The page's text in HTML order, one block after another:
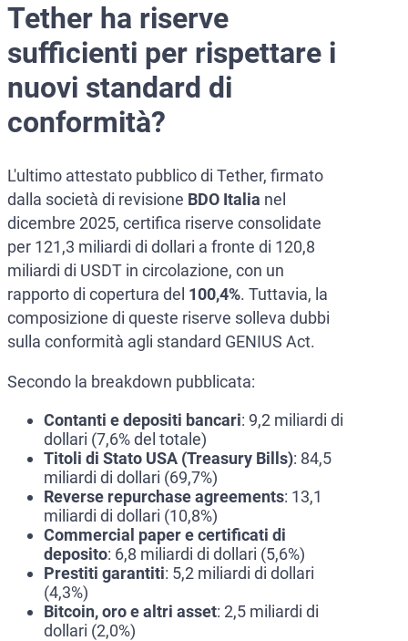
Tether ha riserve
sufficienti per rispettare i
nuovi standard di
conformità?
L'ultimo attestato pubblico di Tether, firmato
dalla società di revisione BDO Italia nel
dicembre 2025, certifica riserve consolidate
per 121,3 miliardi di dollari a fronte di 120,8
miliardi di USDT in circolazione, con un
rapporto di copertura del 100,4%. Tuttavia, la
composizione di queste riserve solleva dubbi
sulla conformità agli standard GENIUS Act.
Secondo la breakdown pubblicata:
Contanti e depositi bancari: 9,2 miliardi di
dollari (7,6% del totale)
Titoli di Stato USA (Treasury Bills): 84,5
miliardi di dollari (69,7%)
Reverse repurchase agreements: 13,1
miliardi di dollari (10,8%)
Commercial paper e certificati di
deposito: 6,8 miliardi di dollari (5,6%)
Prestiti garantiti: 5,2 miliardi di dollari
(4,3%)
Bitcoin, oro e altri asset: 2,5 miliardi di
dollari (2,0%)